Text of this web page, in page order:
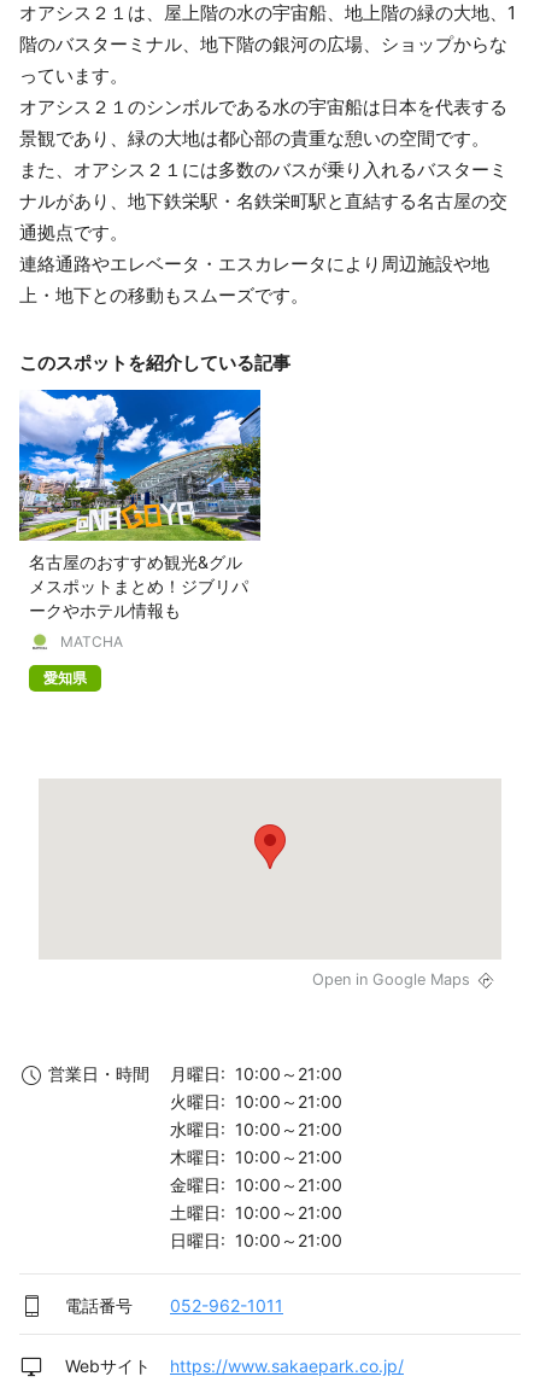
オアシス２１は、屋上階の水の宇宙船、地上階の緑の大地、1
階のバスターミナル、地下階の銀河の広場、ショップからな
っています。
オアシス２１のシンボルである水の宇宙船は日本を代表する
景観であり、緑の大地は都心部の貴重な憩いの空間です。
また、オアシス２１には多数のバスが乗り入れるバスターミ
ナルがあり、地下鉄栄駅・名鉄栄町駅と直結する名古屋の交
通拠点です。
連絡通路やエレベータ・エスカレータにより周辺施設や地
上・地下との移動もスムーズです。
このスポットを紹介している記事
名古屋のおすすめ観光&グル
メスポットまとめ！ジブリパ
ークやホテル情報も
MATCHA
愛知県
Open in Google Maps
営業日・時間
月曜日: 10:00～21:00
火曜日: 10:00～21:00
水曜日: 10:00～21:00
木曜日: 10:00～21:00
金曜日: 10:00～21:00
土曜日: 10:00～21:00
日曜日: 10:00～21:00
電話番号 052-962-1011
Webサイト https://www.sakaepark.co.jp/